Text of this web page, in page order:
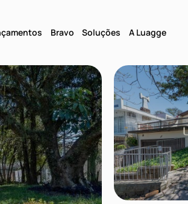
Bravo Soluções A Luagge